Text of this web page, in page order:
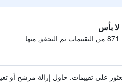
لا بأس
871 من التقييمات تم التحقق منها
على تقييمات. حاول إزالة مرشح